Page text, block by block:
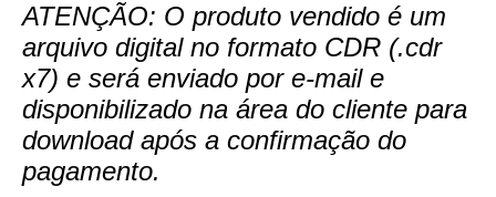
ATENÇÃO: O produto vendido é um
arquivo digital no formato CDR (.cdr
x7) e será enviado por e-mail e
disponibilizado na área do cliente para
download após a confirmação do
pagamento.